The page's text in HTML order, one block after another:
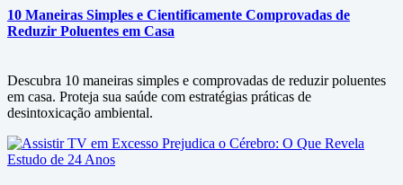
10 Maneiras Simples e Cientificamente Comprovadas de
Reduzir Poluentes em Casa
Descubra 10 maneiras simples e comprovadas de reduzir poluentes
em casa. Proteja sua saúde com estratégias práticas de
desintoxicação ambiental.